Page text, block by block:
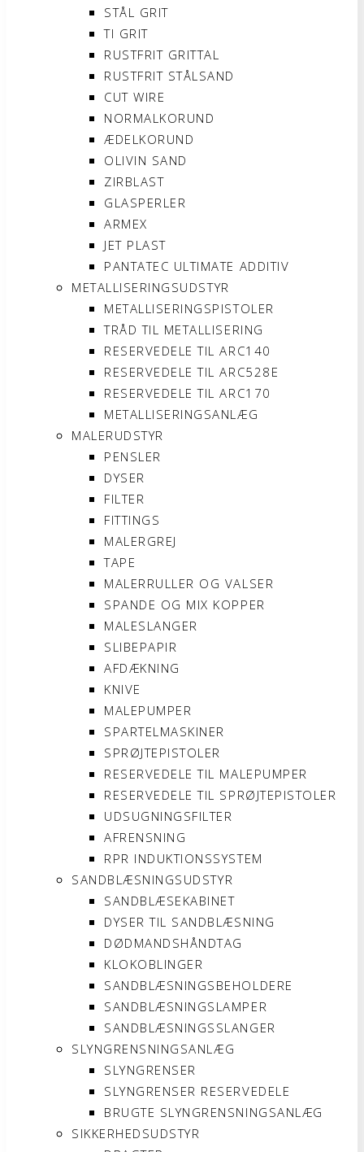
STÅL GRIT
TI GRIT
RUSTFRIT GRITTAL
RUSTFRIT STÅLSAND
CUT WIRE
NORMALKORUND
ÆDELKORUND
OLIVIN SAND
ZIRBLAST
GLASPERLER
ARMEX
JET PLAST
PANTATEC ULTIMATE ADDITIV
METALLISERINGSUDSTYR
METALLISERINGSPISTOLER
TRÅD TIL METALLISERING
RESERVEDELE TIL ARC140
RESERVEDELE TIL ARC528E
RESERVEDELE TIL ARC170
METALLISERINGSANLÆG
MALERUDSTYR
PENSLER
DYSER
FILTER
FITTINGS
MALERGREJ
TAPE
MALERRULLER OG VALSER
SPANDE OG MIX KOPPER
MALESLANGER
SLIBEPAPIR
AFDÆKNING
KNIVE
MALEPUMPER
SPARTELMASKINER
SPRØJTEPISTOLER
RESERVEDELE TIL MALEPUMPER
RESERVEDELE TIL SPRØJTEPISTOLER
UDSUGNINGSFILTER
AFRENSNING
RPR INDUKTIONSSYSTEM
SANDBLÆSNINGSUDSTYR
SANDBLÆSEKABINET
DYSER TIL SANDBLÆSNING
DØDMANDSHÅNDTAG
KLOKOBLINGER
SANDBLÆSNINGSBEHOLDERE
SANDBLÆSNINGSLAMPER
SANDBLÆSNINGSSLANGER
SLYNGRENSNINGSANLÆG
SLYNGRENSER
SLYNGRENSER RESERVEDELE
BRUGTE SLYNGRENSNINGSANLÆG
SIKKERHEDSUDSTYR